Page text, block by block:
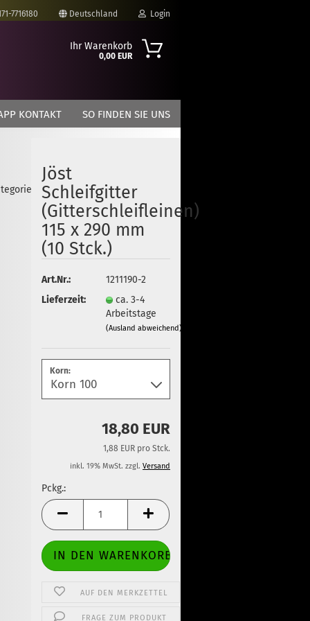
7716180 Deutschland Login
erstellen
vergessen?
Ihr Warenkorb
0,00 EUR
KONTAKT SO FINDEN SIE UNS
Jöst
Schleifgitter
(Gitterschleifleinen)
115 x 290 mm
(10 Stck.)
Art.Nr.:
1211190-2
Lieferzeit:
ca. 3-4
Arbeitstage
(Ausland abweichend)
Korn:
18,80 EUR
1,88 EUR pro Stck.
inkl. 19% MwSt. zzgl. Versand
Pckg.:
Pckg.
AUF DEN MERKZETTEL
FRAGE ZUM PRODUKT